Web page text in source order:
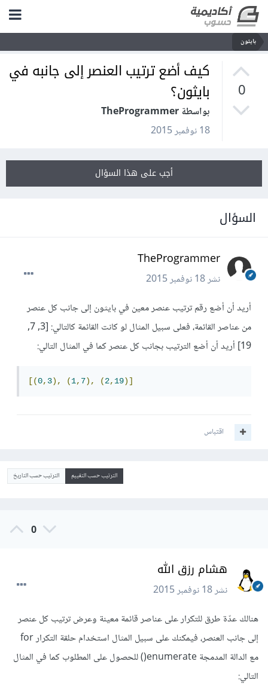
بايثون
0
كيف أضع ترتيب العنصر إلى جانبه في
بايثون؟
بواسطة TheProgrammer
18 نوفمبر 2015
أجب على هذا السؤال
السؤال
TheProgrammer
نشر18 نوفمبر 2015
أريد أن أضع رقم ترتيب عنصر معين في بايثون إلى جانب كل عنصر
من عناصر القائمة، فعلى سبيل المثال لو كانت القائمة كالتالي: [3, 7,
19] أريد أن أضع الترتيب بجانب كل عنصر كما في المثال التالي:
[(0,3), (1,7), (2,19)]
اقتباس
الترتيب حسب التقييم الترتيب حسب التاريخ
0
هشام رزق الله
نشر18 نوفمبر 2015
هنالك عدّة طرق للتكرار على عناصر قائمة معينة وعرض ترتيب كل عنصر
إلى جانب العنصر، فيمكنك على سبيل المثال استخدام حلقة التكرار for
مع الدالة المدمجة enumerate() للحصول على المطلوب كما في المثال
التالي: